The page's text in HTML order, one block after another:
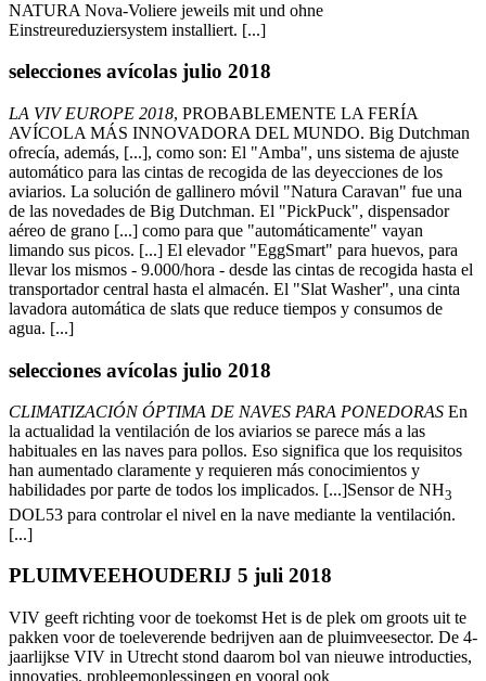
NATURA Nova-Voliere jeweils mit und ohne
Einstreureduziersystem installiert. [...]
selecciones avícolas julio 2018
LA VIV EUROPE 2018, PROBABLEMENTE LA FERÍA
AVÍCOLA MÁS INNOVADORA DEL MUNDO. Big Dutchman
ofrecía, además, [...], como son: El "Amba", uns sistema de ajuste
automático para las cintas de recogida de las deyecciones de los
aviarios. La solución de gallinero móvil "Natura Caravan" fue una
de las novedades de Big Dutchman. El "PickPuck", dispensador
aéreo de grano [...] como para que "automáticamente" vayan
limando sus picos. [...] El elevador "EggSmart" para huevos, para
llevar los mismos - 9.000/hora - desde las cintas de recogida hasta el
transportador central hasta el almacén. El "Slat Washer", una cinta
lavadora automática de slats que reduce tiempos y consumos de
agua. [...]
selecciones avícolas julio 2018
CLIMATIZACIÓN ÓPTIMA DE NAVES PARA PONEDORAS En
la actualidad la ventilación de los aviarios se parece más a las
habituales en las naves para pollos. Eso significa que los requisitos
han aumentado claramente y requieren más conocimientos y
habilidades por parte de todos los implicados. [...]Sensor de NH3
DOL53 para controlar el nivel en la nave mediante la ventilación.
[...]
PLUIMVEEHOUDERIJ 5 juli 2018
VIV geeft richting voor de toekomst Het is de plek om groots uit te
pakken voor de toeleverende bedrijven aan de pluimveesector. De 4-
jaarlijkse VIV in Utrecht stond daarom bol van nieuwe introducties,
innovaties, probleemoplessingen en vooral ook